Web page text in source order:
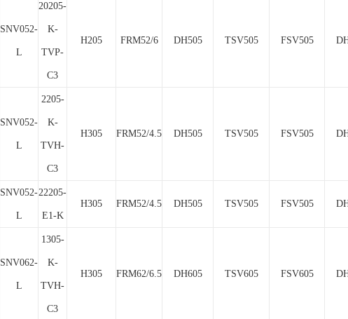
SNV052-
L
20205-
K-
TVP-
C3
H205 FRM52/6 DH505 TSV505 FSV505
SNV052-
L
2205-
K-
TVH-
C3
H305 FRM52/4.5 DH505 TSV505 FSV505
SNV052-
L
22205-
E1-K
H305 FRM52/4.5 DH505 TSV505 FSV505
SNV062-
L
1305-
K-
TVH-
C3
H305 FRM62/6.5 DH605 TSV605 FSV605